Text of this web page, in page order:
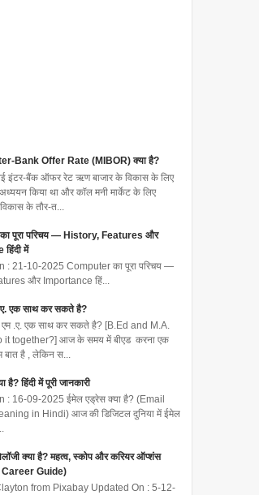
Bank Offer Rate (MIBOR) क्या है?
इंटर-बैंक ऑफर रेट ऋण बाजार के विकास के लिए
किया था और कॉल मनी मार्केट के लिए
के तौर-त...
पूरा परिचय — History, Features और
में
: 21-10-2025 Computer का पूरा परिचय —
और Importance हिं...
एक साथ कर सकते है?
एम .ए. एक साथ कर सकते है? [B.Ed and M.A.
it together?] आज के समय में बीएड करना एक
बात है , लेकिन स...
है? हिंदी में पूरी जानकारी
: 16-09-2025 ईमेल एड्रेस क्या है? (Email
in Hindi) आज की डिजिटल दुनिया में ईमेल
क्या है? महत्व, स्कोप और करियर ऑप्शंस
Guide)
from Pixabay Updated On : 5-12-